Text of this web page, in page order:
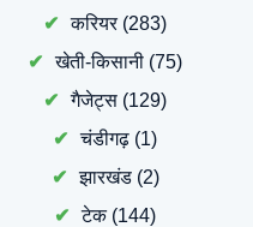
करियर(283)
खेती-किसानी (75)
गैजेट्स (129)
चंडीगढ़ (1)
झारखंड(2)
टेक(144)